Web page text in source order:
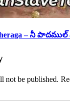
– నీ
not be published.